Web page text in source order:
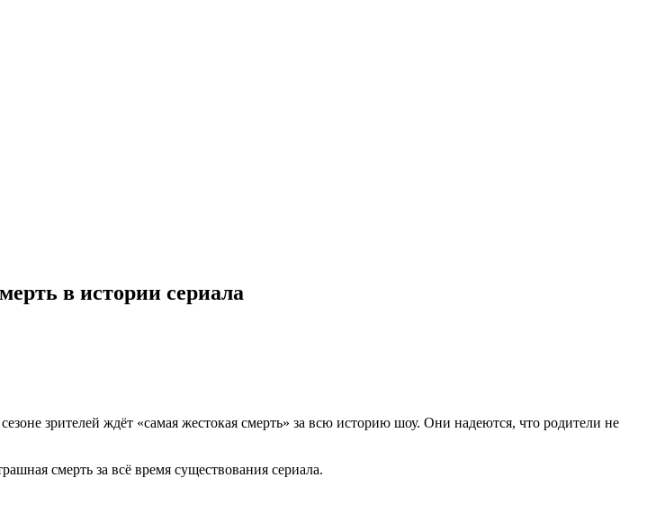
в истории сериала
зрителей ждёт «самая жестокая смерть» за всю историю шоу. Они надеются, что родители не
смерть за всё время существования сериала.